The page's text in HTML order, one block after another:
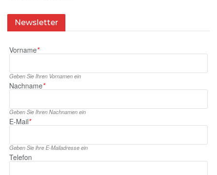
Newsletter
Vorname*
Geben Sie Ihren Vornamen ein
Nachname*
Geben Sie Ihren Nachnamen ein
E‑Mail*
Geben Sie ihre E‑Mailadresse ein
Telefon